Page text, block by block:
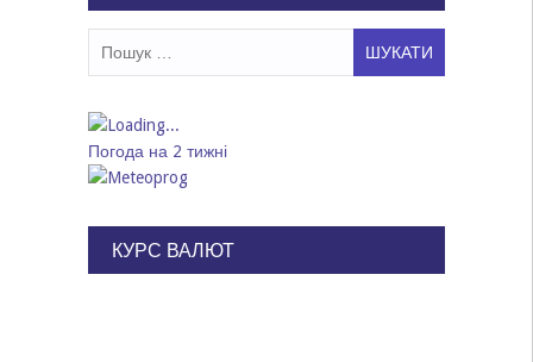
Погода на 2 тижні
КУРС ВАЛЮТ